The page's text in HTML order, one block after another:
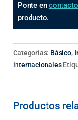
Ponte en contacto
producto.
Categorías: Básico,
internacionales
Productos